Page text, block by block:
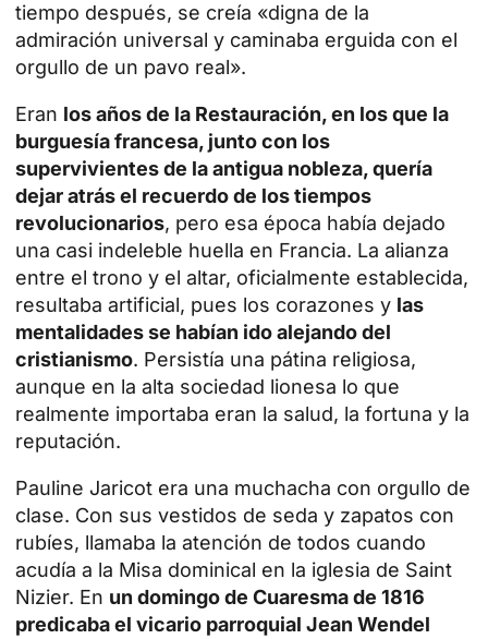
tiempo después, se creía «digna de la
admiración universal y caminaba erguida con el
orgullo de un pavo real».
Eran los años de la Restauración, en los que la
burguesía francesa, junto con los
supervivientes de la antigua nobleza, quería
dejar atrás el recuerdo de los tiempos
revolucionarios, pero esa época había dejado
una casi indeleble huella en Francia. La alianza
entre el trono y el altar, oficialmente establecida,
resultaba artificial, pues los corazones y las
mentalidades se habían ido alejando del
cristianismo. Persistía una pátina religiosa,
aunque en la alta sociedad lionesa lo que
realmente importaba eran la salud, la fortuna y la
reputación.
Pauline Jaricot era una muchacha con orgullo de
clase. Con sus vestidos de seda y zapatos con
rubíes, llamaba la atención de todos cuando
acudía a la Misa dominical en la iglesia de Saint
Nizier. En un domingo de Cuaresma de 1816
predicaba el vicario parroquial Jean Wendel